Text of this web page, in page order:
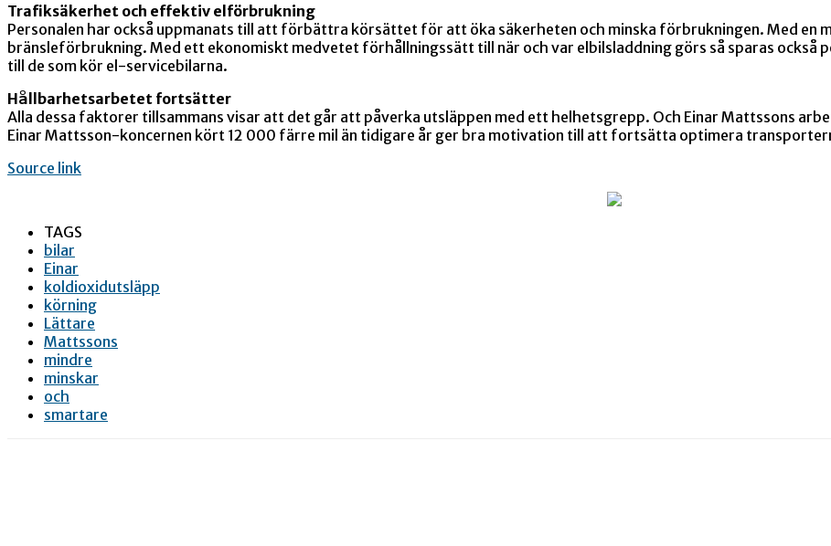
Trafiksäkerhet och effektiv elförbrukning
Personalen har också uppmanats till att förbättra körsättet för att öka säkerheten och minska förbrukningen. Med en
bränsleförbrukning. Med ett ekonomiskt medvetet förhållningssätt till när och var elbilsladdning görs så sparas också
till de som kör el-servicebilarna.
Hållbarhetsarbetet fortsätter
Alla dessa faktorer tillsammans visar att det går att påverka utsläppen med ett helhetsgrepp. Och Einar Mattssons
Einar Mattsson-koncernen kört 12 000 färre mil än tidigare år ger bra motivation till att fortsätta optimera
Source link
TAGS
bilar
Einar
koldioxidutsläpp
körning
Lättare
Mattssons
mindre
minskar
och
smartare